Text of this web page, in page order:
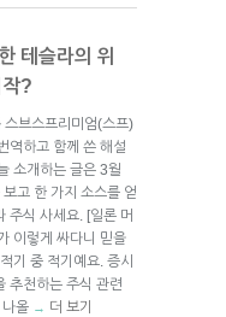
테슬라의 위
?
브스프리미엄(스프)
역하고 함께 쓴 해설
소개하는 글은 3월
고 한 가지 소스를 얻
주식 사세요. [일론 머
이렇게 싸다니 믿을
기 중 적기예요. 증시
추천하는 주식 관련
올 → 더 보기